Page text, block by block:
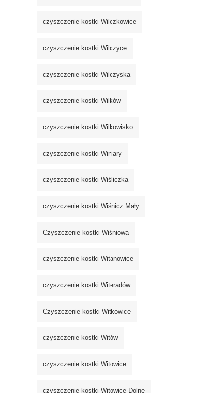
czyszczenie kostki Wilczkowice
czyszczenie kostki Wilczyce
czyszczenie kostki Wilczyska
czyszczenie kostki Wilków
czyszczenie kostki Wilkowisko
czyszczenie kostki Winiary
czyszczenie kostki Wiśliczka
czyszczenie kostki Wiśnicz Mały
Czyszczenie kostki Wiśniowa
czyszczenie kostki Witanowice
czyszczenie kostki Witeradów
Czyszczenie kostki Witkowice
czyszczenie kostki Witów
czyszczenie kostki Witowice
czyszczenie kostki Witowice Dolne